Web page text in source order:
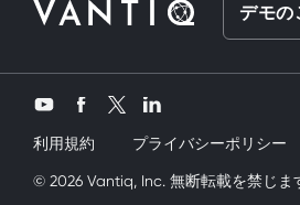
デモの
YouTubeFacebookTwitterLinkedIn
利用規約 プライバシーポリシー
© 2026 Vantiq, Inc. 無断転載を禁じま
mobil pornove bir yandanda onu